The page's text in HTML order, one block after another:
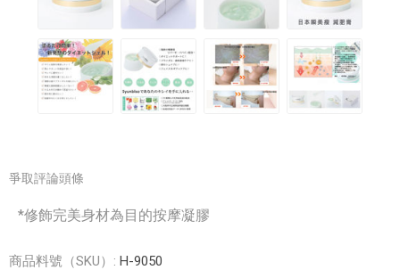
爭取評論頭條
*修飾完美身材為目的按摩凝膠
商品料號（SKU）: H-9050